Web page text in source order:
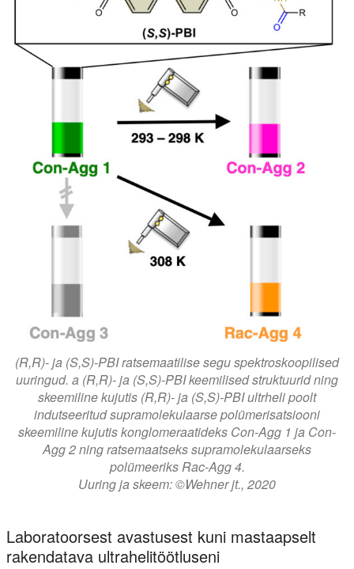
(R,R)- ja (S,S)-PBI ratsemaatilise segu spektroskoopilised
uuringud. a (R,R)- ja (S,S)-PBI keemilised struktuurid ning
skeemiline kujutis (R,R)- ja (S,S)-PBI ultrheli poolt
indutseeritud supramolekulaarse polümerisatsiooni
skeemiline kujutis konglomeraatideks Con-Agg 1 ja Con-
Agg 2 ning ratsemaatseks supramolekulaarseks
polümeeriks Rac-Agg 4.
Uuring ja skeem: ©Wehner jt., 2020
Laboratoorsest avastusest kuni mastaapselt
rakendatava ultrahelitöötluseni